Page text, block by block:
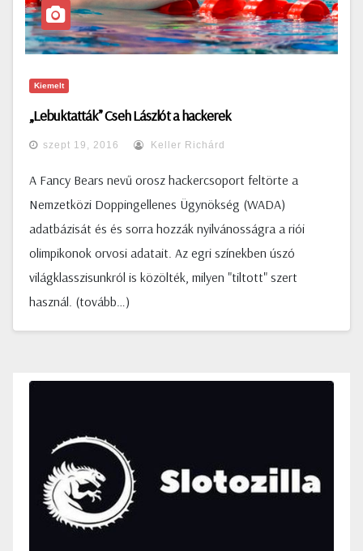
Kiemelt
„Lebuktatták” Cseh Lászlót a hackerek
szept 19, 2016 Keller Richárd
A Fancy Bears nevű orosz hackercsoport feltörte a
Nemzetközi Doppingellenes Ügynökség (WADA)
adatbázisát és és sorra hozzák nyilvánosságra a riói
olimpikonok orvosi adatait. Az egri színekben úszó
világklasszisunkról is közölték, milyen "tiltott" szert
használ. (tovább…)